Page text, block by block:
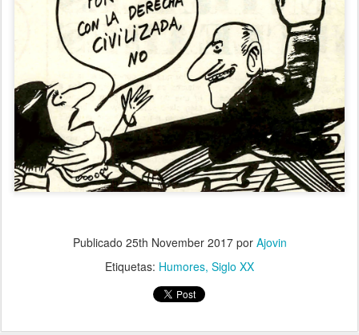
Publicado 25th November 2017por Ajovin
Etiquetas: Humores Siglo XX